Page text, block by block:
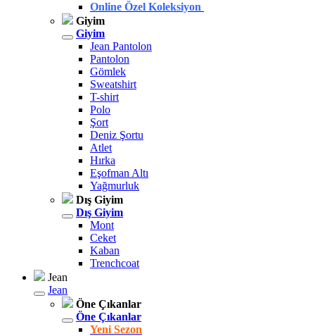
Online Özel Koleksiyon
Giyim
Giyim
Jean Pantolon
Pantolon
Gömlek
Sweatshirt
T-shirt
Polo
Şort
Deniz Şortu
Atlet
Hırka
Eşofman Altı
Yağmurluk
Dış Giyim
Dış Giyim
Mont
Ceket
Kaban
Trenchcoat
Jean
Jean
Öne Çıkanlar
Öne Çıkanlar
Yeni Sezon